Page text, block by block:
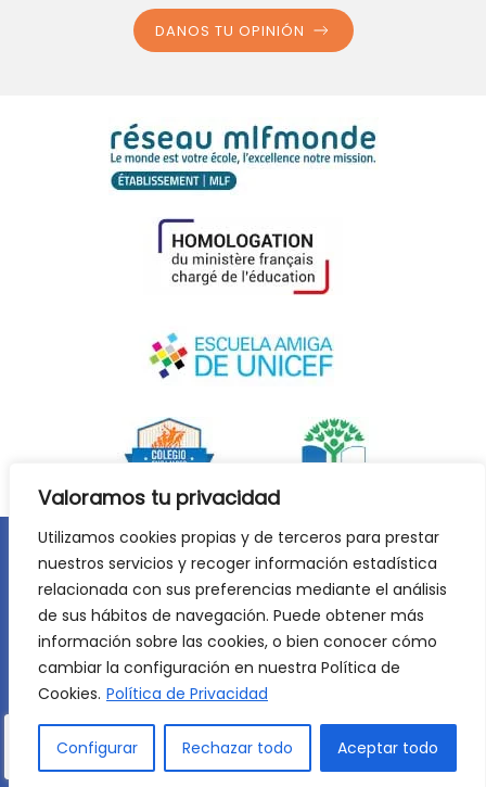
Valoramos tu privacidad
Utilizamos cookies propias y de terceros para prestar
nuestros servicios y recoger información estadística
relacionada con sus preferencias mediante el análisis
de sus hábitos de navegación. Puede obtener más
información sobre las cookies, o bien conocer cómo
cambiar la configuración en nuestra Política de
Cookies. Política de Privacidad
Configurar Rechazar todo Aceptar todo
DANOS TU OPINIÓN
Aviso legal
Política de privacidad
Política de cookies
©2026Lycée Français Molière de Zaragoza. Todos los
derechos reservados. Desarrollo web: